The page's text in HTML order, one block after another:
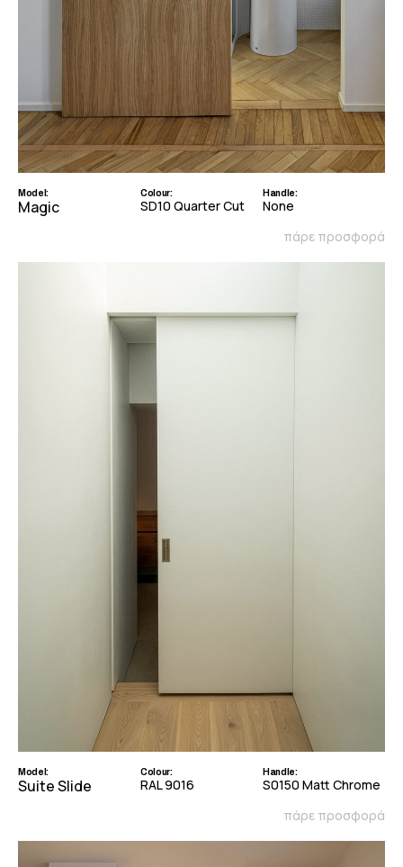
Model:
Magic
Colour:
SD10 Quarter Cut
Handle:
None
πάρε προσφορά
Model:
Suite Slide
Colour:
RAL 9016
Handle:
S0150 Matt Chrome
πάρε προσφορά